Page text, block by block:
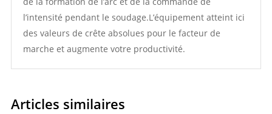
l’intensité pendant le soudage.L’équipement atteint ici
des valeurs de crête absolues pour le facteur de
marche et augmente votre productivité.
Articles similaires